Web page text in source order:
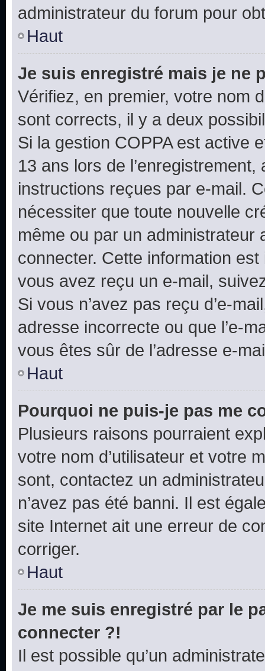
administrateur du forum pour
Haut
Je suis enregistré mais je ne
Vérifiez, en premier, votre nom
sont corrects, il y a deux
Si la gestion COPPA est active
13 ans lors de
instructions reçues par e-mail.
nécessiter que toute nouvelle
même ou par un
connecter. Cette information
vous avez reçu un e-mail,
Si vous n’avez pas reçu d’e-
adresse incorrecte ou que l’e-
vous êtes sûr de l’adresse e-
Haut
Pourquoi ne puis-je pas me
Plusieurs raisons pourraient
votre nom d’utilisateur et votre
sont, contactez un
n’avez pas été banni. Il est
site Internet ait une erreur de
corriger.
Haut
Je me suis enregistré par le
connecter ?!
Il est possible qu’un